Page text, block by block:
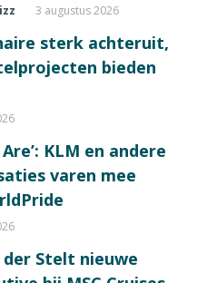
3 augustus 2026
sterk achteruit,
bieden
Are’: KLM en andere
varen mee
der Stelt nieuwe